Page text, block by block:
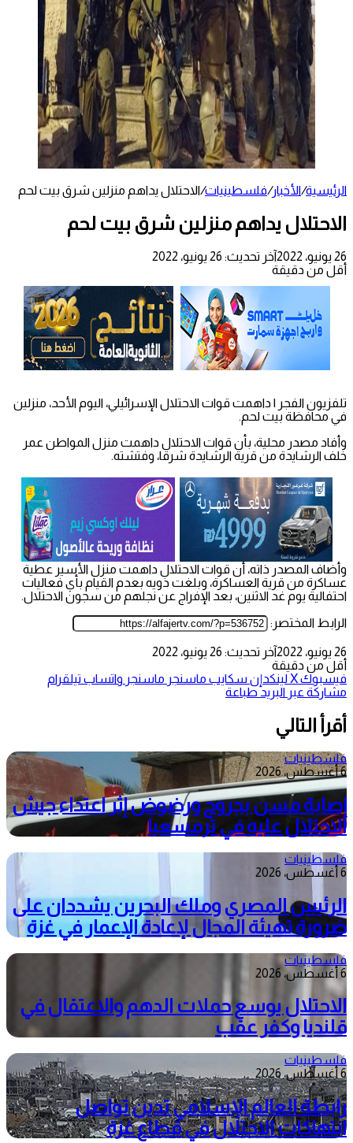
الرئيسية/الأخبار/فلسطينيات/الاحتلال يداهم منزلين شرق بيت لحم
الاحتلال يداهم منزلين شرق بيت لحم
26 يونيو، 2022
آخر تحديث: 26 يونيو، 2022
أقل من دقيقة
تلفزيون الفجر | داهمت قوات الاحتلال الإسرائيلي، اليوم الأحد، منزلين
في محافظة بيت لحم.
وأفاد مصدر محلية، بأن قوات الاحتلال داهمت منزل المواطن عمر
خلف الرشايدة من قرية الرشايدة شرقا، وفتشته.
وأضاف المصدر ذاته، أن قوات الاحتلال داهمت منزل الأسير عطية
عساكرة من قرية العساكرة، وبلغت ذويه بعدم القيام بأي فعاليات
احتفالية يوم غد الاثنين، بعد الإفراج عن نجلهم من سجون الاحتلال.
الرابط المختصر:
26 يونيو، 2022
آخر تحديث: 26 يونيو، 2022
أقل من دقيقة
فيسبوك‫Xلينكدإن سكايب ماسنجر ماسنجر واتساب تيلقرام
مشاركة عبر البريد طباعة
أقرأ التالي
فلسطينيات
6 أغسطس، 2026
إصابة مسن بجروح ورضوض إثر اعتداء جيش
الاحتلال عليه في ترمسعيا
فلسطينيات
6 أغسطس، 2026
الرئيس المصري وملك البحرين يشددان على
ضرورة تهيئة المجال لإعادة الإعمار في غزة
فلسطينيات
6 أغسطس، 2026
الاحتلال يوسع حملات الدهم والاعتقال في
قلنديا وكفر عقب
فلسطينيات
6 أغسطس، 2026
رابطة العالم الإسلامي تدين تواصل
انتهاكات الاحتلال في قطاع غزة